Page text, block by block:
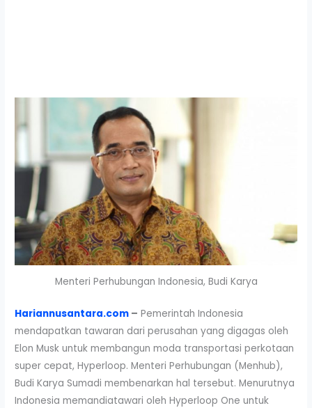
Menteri Perhubungan Indonesia, Budi Karya
Hariannusantara.com – Pemerintah Indonesia
mendapatkan tawaran dari perusahan yang digagas oleh
Elon Musk untuk membangun moda transportasi perkotaan
super cepat, Hyperloop. Menteri Perhubungan (Menhub),
Budi Karya Sumadi membenarkan hal tersebut. Menurutnya
Indonesia memandiatawari oleh Hyperloop One untuk